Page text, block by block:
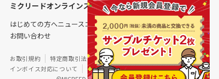
ミクリードオンラインストアについて
はじめての方へニュースコラムご利用ガイド会社概要
お問い合わせ
お取引規約 特定商取引法に基づく表記
個人情報保護方針
インボイス対応について
サイトマップ